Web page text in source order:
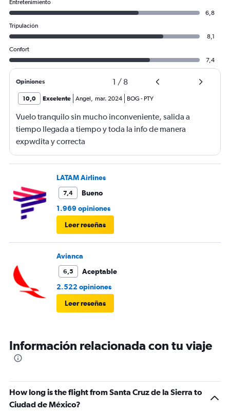
Entretenimiento
6,8
Tripulación
8,1
Confort
7,4
Opiniones 1 / 8
10,0 Excelente Angel, mar. 2024 BOG- PTY
Vuelo tranquilo sin mucho inconveniente, salida a
tiempo llegada a tiempo y toda la info de manera
expwdita y correcta
LATAM Airlines
7,4
Bueno
1.969 opiniones
Leer reseñas
Avianca
6,5
Aceptable
2.522 opiniones
Leer reseñas
Información relacionada con tu viaje
How long is the flight from Santa Cruz de la Sierra to
Ciudad de México?